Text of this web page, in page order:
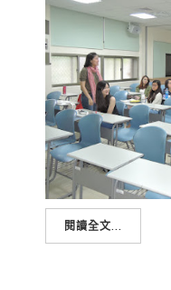
閱讀全文...